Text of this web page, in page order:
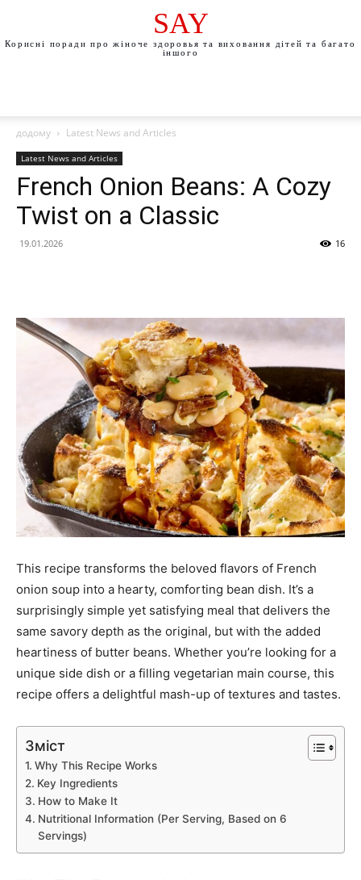
SAY
Корисні поради про жіноче здоровья та виховання дітей та багато
іншого
додому Latest News and Articles
Latest News and Articles
French Onion Beans: A Cozy
Twist on a Classic
19.01.2026 16
This recipe transforms the beloved flavors of French
onion soup into a hearty, comforting bean dish. It’s a
surprisingly simple yet satisfying meal that delivers the
same savory depth as the original, but with the added
heartiness of butter beans. Whether you’re looking for a
unique side dish or a filling vegetarian main course, this
recipe offers a delightful mash-up of textures and tastes.
Зміст
Why This Recipe Works
Key Ingredients
How to Make It
Nutritional Information (Per Serving, Based on 6
Servings)